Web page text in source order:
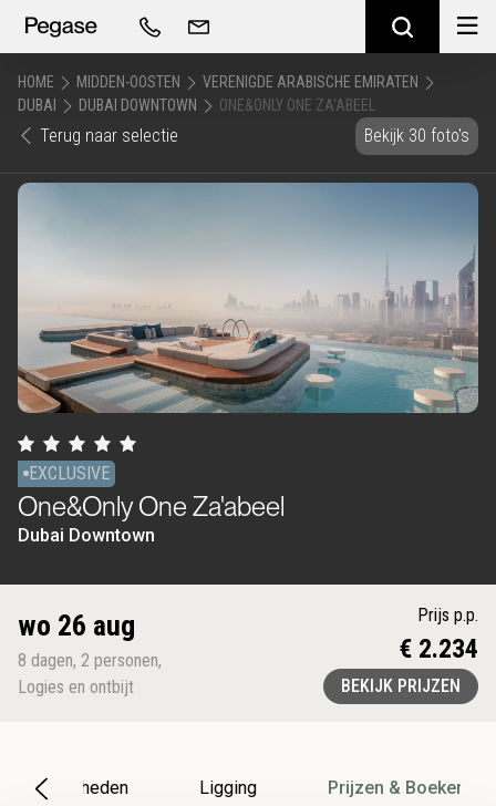
HOME MIDDEN-OOSTEN
VERENIGDE ARABISCHE EMIRATEN
DUBAI
DUBAI DOWNTOWN ONE&ONLY ONE ZA'ABEEL
Terug naar selectie Bekijk 30 foto's
EXCLUSIVE
One&Only One Za'abeel
Dubai Downtown
wo 26 aug
8 dagen, 2 personen,
Logies en ontbijt
Prijs p.p.
€ 2.234
BEKIJK PRIJZEN
Bijzonderheden Ligging Prijzen & Boeken